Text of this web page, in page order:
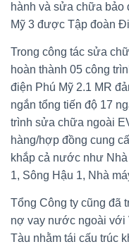
hành và sửa chữa bảo
Mỹ 3 được Tập đoàn
Trong công tác sửa
hoàn thành 05 công
điện Phú Mỹ 2.1 MR
ngắn tổng tiến độ 17
trình sửa chữa ngoài
hàng/hợp đồng cung
khắp cả nước như
1, Sông Hậu 1, Nhà
Tổng Công ty cũng đã
nợ vay nước ngoài với
Tàu nhằm tái cấu trúc